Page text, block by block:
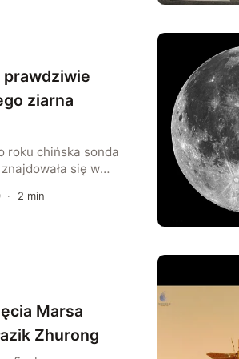
obiektu wpada
dżetów
stronach
Teleskop […]
ziarna
roku chińska sonda
się w
naszego
pokładzie znalazł
które obecnie mają
Najlepsze nasiona
· 2 min
Marsa
Zhurong